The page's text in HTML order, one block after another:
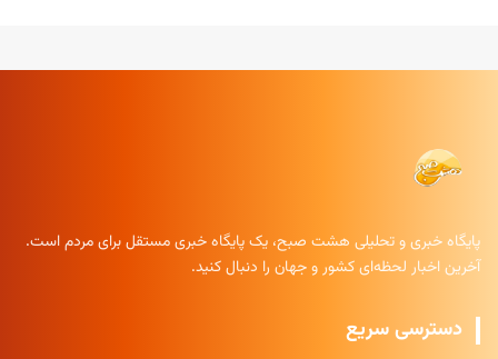
پایگاه خبری و تحلیلی هشت صبح، یک پایگاه خبری مستقل برای مردم است.
آخرین اخبار لحظه‌ای کشور و جهان را دنبال کنید.
دسترسی سریع